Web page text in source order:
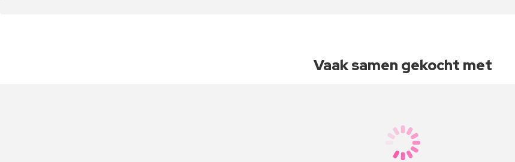
Vaak samen gekocht met